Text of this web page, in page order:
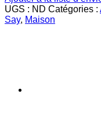
UGS : ND Catégories :
Say, Maison